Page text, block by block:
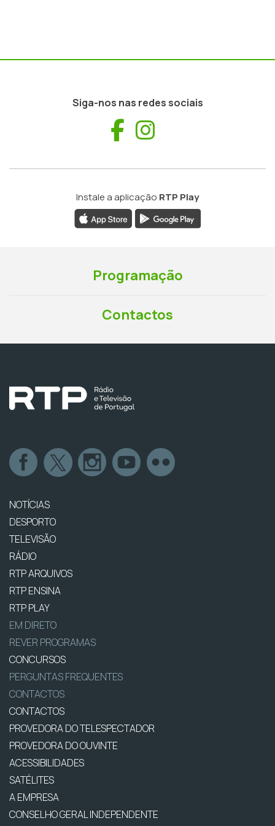
Siga-nos nas redes sociais
Facebook
Instale a aplicação RTP Play
Programação
Contactos
NOTÍCIAS
DESPORTO
TELEVISÃO
RÁDIO
RTP ARQUIVOS
RTP ENSINA
RTP PLAY
EM DIRETO
REVER PROGRAMAS
CONCURSOS
PERGUNTAS FREQUENTES
CONTACTOS
CONTACTOS
PROVEDORA DO TELESPECTADOR
PROVEDORA DO OUVINTE
ACESSIBILIDADES
SATÉLITES
A EMPRESA
CONSELHO GERAL INDEPENDENTE